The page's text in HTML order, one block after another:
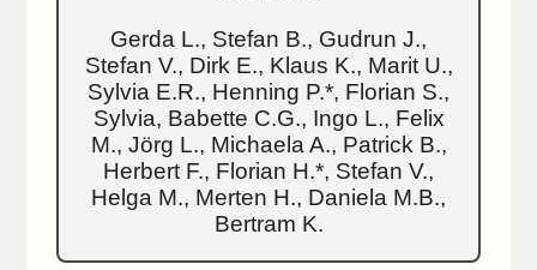
Gerda L., Stefan B., Gudrun J.,
Stefan V., Dirk E., Klaus K., Marit U.,
Sylvia E.R., Henning P.*, Florian S.,
Sylvia, Babette C.G., Ingo L., Felix
M., Jörg L., Michaela A., Patrick B.,
Herbert F., Florian H.*, Stefan V.,
Helga M., Merten H., Daniela M.B.,
Bertram K.